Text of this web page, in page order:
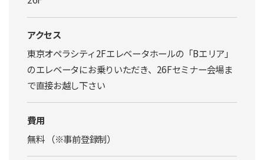
アクセス
東京オペラシティ2Fエレベータホールの「Bエリア」
のエレベータにお乗りいただき、26Fセミナー会場ま
で直接お越し下さい
費用
無料 （※事前登録制）